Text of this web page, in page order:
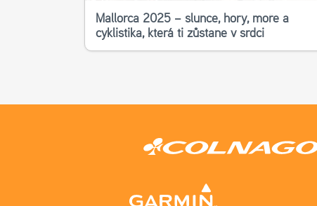
Mallorca 2025 – slunce, hory, moře a
cyklistika, která ti zůstane v srdci